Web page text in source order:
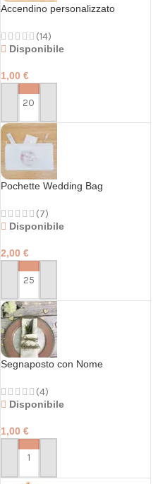
Accendino personalizzato
(14)
Disponibile
1,00 €
PERSONALIZZA
Pochette Wedding Bag
(7)
Disponibile
2,00 €
PERSONALIZZA
Segnaposto con Nome
(4)
Disponibile
1,00 €
PERSONALIZZA